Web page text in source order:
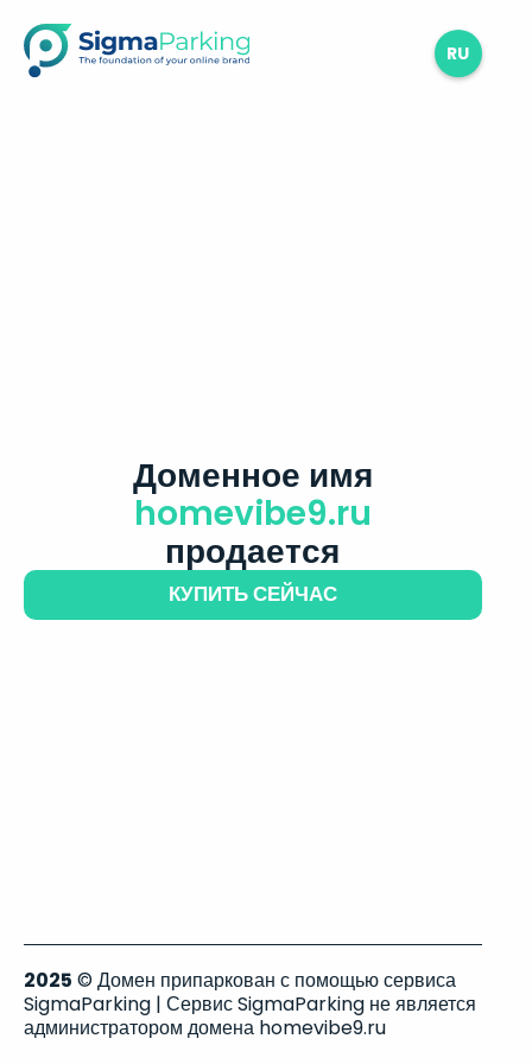
RU
Доменное имя
homevibe9.ru
продается
КУПИТЬ СЕЙЧАС
2025 © Домен припаркован с помощью сервиса
SigmaParking | Сервис SigmaParking не является
администратором домена homevibe9.ru